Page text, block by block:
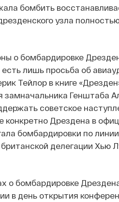
бомбить
узла
о бомбардировке
лишь просьба об
Тейлор в книге
замначальника Генштаба
советское
Дрездена в
бомбардировки по
делегации Хью
о бомбардировке
в день открытия